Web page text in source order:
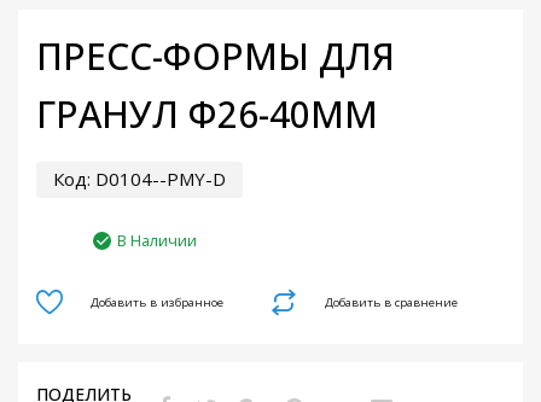
ПРЕСС-ФОРМЫ ДЛЯ
ГРАНУЛ Φ26-40ММ
Код: D0104--PMY-D
В Наличии
Добавить в сравнение
Добавить в избранное
ПОДЕЛИТЬ